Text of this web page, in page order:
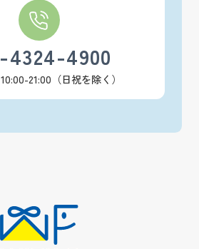
4324-4900
21:00（日祝を除く）